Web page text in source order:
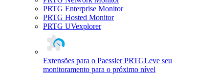
PRTG Enterprise Monitor
PRTG Hosted Monitor
PRTG UVexplorer
Extensões para o Paessler PRTGLeve seu
monitoramento para o próximo nível